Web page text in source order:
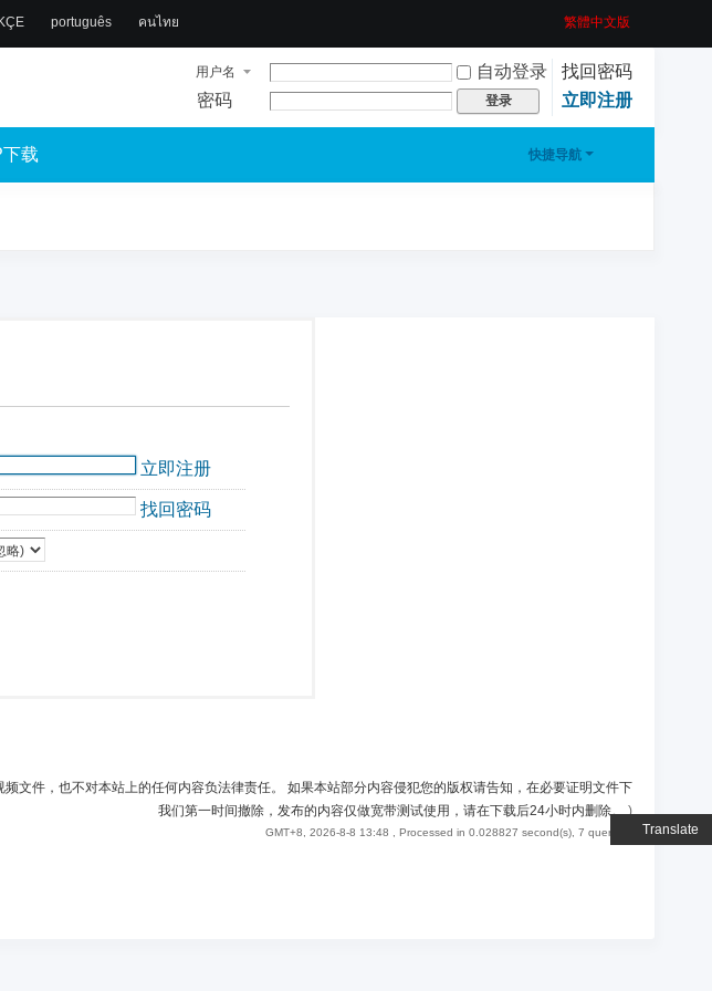
Translate
português คนไทย 繁體中文版
用户名 自动登录
找回密码
密码
登录 立即注册
快捷导航
载
立即注册
找回密码
文件，也不对本站上的任何内容负法律责任。 如果本站部分内容侵犯您的版权请告知，在必要证明文件下
我们第一时间撤除，发布的内容仅做宽带测试使用，请在下载后24小时内删除。)
GMT+8, 2026-8-8 13:48 , Processed in 0.028827 second(s), 7 queries .